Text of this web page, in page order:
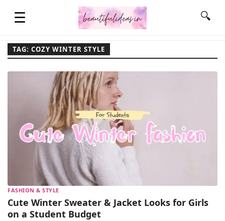
☰
LIFESTYLE
FASHION & STYLE
CONTACT NAME IDEAS
🔍
TAG: COZY WINTER STYLE
FASHION & STYLE
Cute Winter Sweater & Jacket Looks for Girls
on a Student Budget